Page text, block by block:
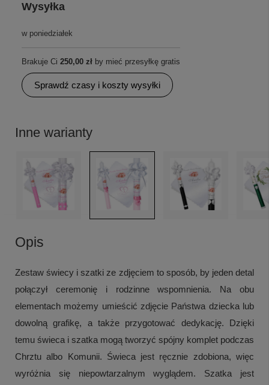
Wysyłka
w poniedziałek
Brakuje Ci 250,00 zł by mieć przesyłkę gratis
Sprawdź czasy i koszty wysyłki
Inne warianty
Opis
Zestaw świecy i szatki ze zdjęciem to sposób, by jeden detal
połączył ceremonię i rodzinne wspomnienia. Na obu
elementach możemy umieścić zdjęcie Państwa dziecka lub
dowolną grafikę, a także przygotować dedykację. Dzięki
temu świeca i szatka mogą tworzyć spójny komplet podczas
Chrztu albo Komunii. Świeca jest ręcznie zdobiona, więc
wyróżnia się niepowtarzalnym wyglądem. Szatka jest